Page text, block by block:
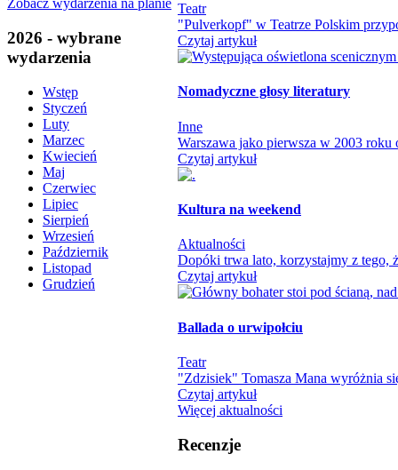
Zobacz wydarzenia na planie
2026 - wybrane
wydarzenia
Wstęp
Styczeń
Luty
Marzec
Kwiecień
Maj
Czerwiec
Lipiec
Sierpień
Wrzesień
Październik
Listopad
Grudzień
Teatr
"Pulverkopf" w Teatrze Polskim
Czytaj artykuł
Nomadyczne głosy literatury
Inne
Warszawa jako pierwsza w 2003 roku
Czytaj artykuł
Kultura na weekend
Aktualności
Dopóki trwa lato, korzystajmy z tego,
Czytaj artykuł
Ballada o urwipołciu
Teatr
"Zdzisiek" Tomasza Mana wyróżnia
Czytaj artykuł
Więcej aktualności
Recenzje